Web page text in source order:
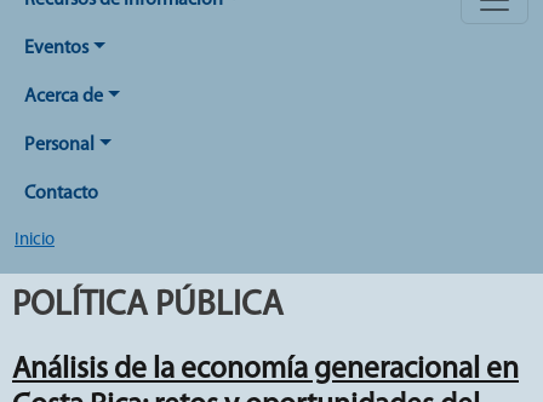
Eventos
Acerca de
Personal
Contacto
Inicio
POLÍTICA PÚBLICA
Análisis de la economía generacional en